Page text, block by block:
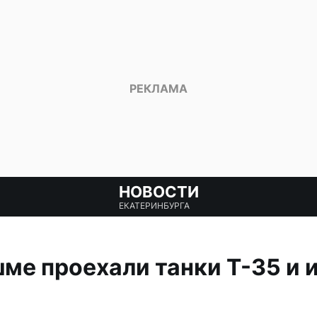
НОВОСТИ
ЕКАТЕРИНБУРГА
проехали танки Т-35 и